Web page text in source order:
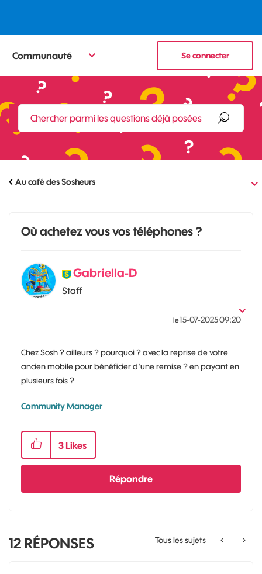
Communauté Se connecter
Au café des Sosheurs
Où achetez vous vos téléphones ?
Gabriella-D
Staff
le‎15-07-202509:20
Chez Sosh ? ailleurs ? pourquoi ? avec la reprise de votre
ancien mobile pour bénéficier d'une remise ? en payant en
plusieurs fois ?
Community Manager
3 Likes
Répondre
Tous les sujets
12 RÉPONSES